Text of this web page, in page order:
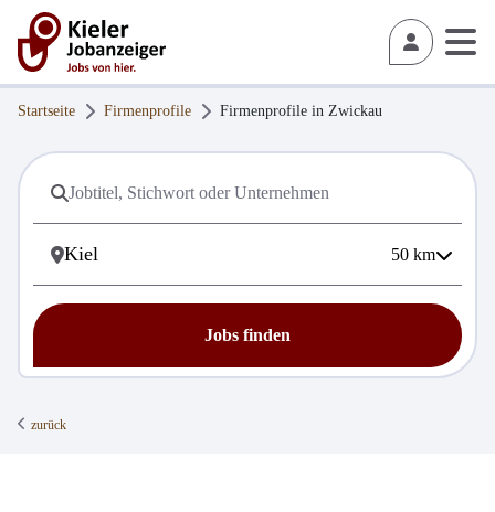
Startseite Firmenprofile Firmenprofile in Zwickau
50 km
Jobs finden
zurück